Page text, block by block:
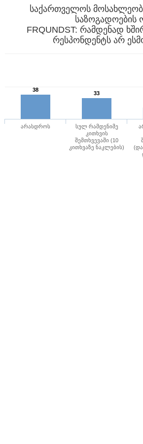
საქართველოს
საზოგადოების
FRQUNDST: რამდენად
38
33
არასდროს
სულ რამდენიმე
კითხვის
შემთხვევაში (10
კითხვაზე ნაკლების)